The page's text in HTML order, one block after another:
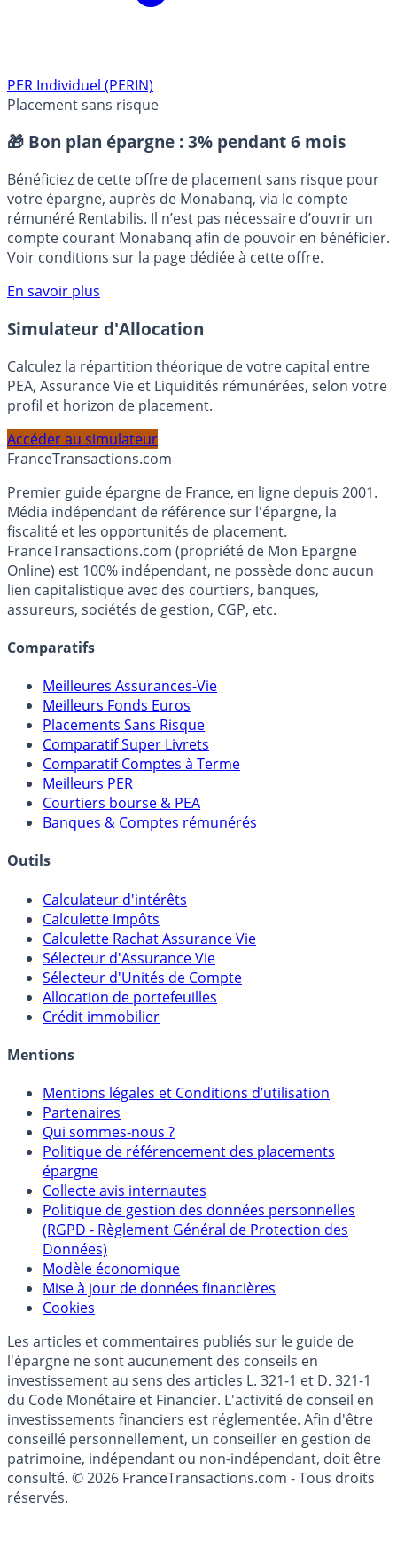
Placement sans risque
🎁 Bon plan épargne : 3% pendant 6 mois
Bénéficiez de cette offre de placement sans risque pour
votre épargne, auprès de Monabanq, via le compte
rémunéré Rentabilis. Il n’est pas nécessaire d’ouvrir un
Voir conditions sur la page dédiée à cette offre.
En savoir plus
Simulateur d'Allocation
Calculez la répartition théorique de votre capital entre
PEA, Assurance Vie et Liquidités rémunérées, selon votre
profil et horizon de placement.
FranceTransactions.com
Premier guide épargne de France, en ligne depuis 2001.
Média indépendant de référence sur l'épargne, la
fiscalité et les opportunités de placement.
FranceTransactions.com (propriété de Mon Epargne
Online) est 100% indépendant, ne possède donc aucun
lien capitalistique avec des courtiers, banques,
assureurs, sociétés de gestion, CGP, etc.
Comparatifs
Meilleures Assurances-Vie
Meilleurs Fonds Euros
Placements Sans Risque
Comparatif Super Livrets
Comparatif Comptes à Terme
Meilleurs PER
Banques & Comptes rémunérés
Outils
Calculateur d'intérêts
Calculette Impôts
Calculette Rachat Assurance Vie
Sélecteur d'Assurance Vie
Sélecteur d'Unités de Compte
Crédit immobilier
Mentions
Mentions légales et Conditions d’utilisation
Partenaires
Qui sommes-nous ?
Politique de référencement des placements
épargne
Collecte avis internautes
Politique de gestion des données personnelles
(RGPD - Règlement Général de Protection des
Données)
Modèle économique
Cookies
Les articles et commentaires publiés sur le guide de
l'épargne ne sont aucunement des conseils en
investissement au sens des articles L. 321-1 et D. 321-1
du Code Monétaire et Financier. L'activité de conseil en
investissements financiers est réglementée. Afin d'être
conseillé personnellement, un conseiller en gestion de
patrimoine, indépendant ou non-indépendant, doit être